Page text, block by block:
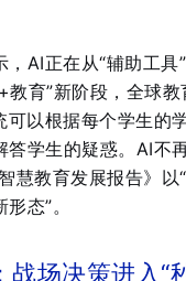
AI正在从“辅助工
育”新阶段，全球
可以根据每个学生的
答学生的疑惑。AI不
慧教育发展报告》
形态”。
战场决策进入“